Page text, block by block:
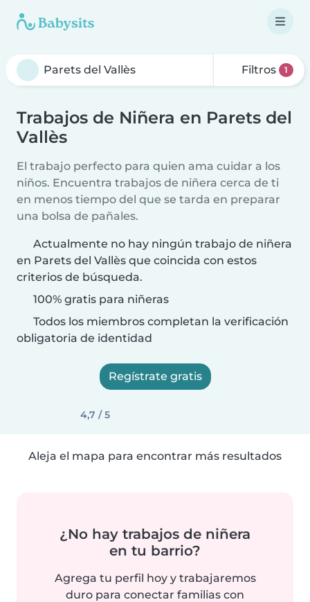
Filtros 1
Trabajos de Niñera en Parets del
Vallès
El trabajo perfecto para quien ama cuidar a los
niños. Encuentra trabajos de niñera cerca de ti
en menos tiempo del que se tarda en preparar
una bolsa de pañales.
Actualmente no hay ningún trabajo de niñera
en Parets del Vallès que coincida con estos
criterios de búsqueda.
100% gratis para niñeras
Todos los miembros completan la verificación
obligatoria de identidad
Regístrate gratis
4,7 / 5
Aleja el mapa para encontrar más resultados
¿No hay trabajos de niñera
en tu barrio?
Agrega tu perfil hoy y trabajaremos
duro para conectar familias con